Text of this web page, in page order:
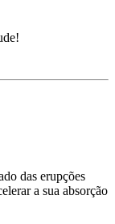
das erupções
a sua absorção